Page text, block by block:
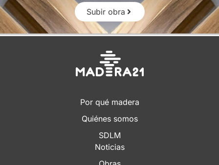
Subir obra
Por qué madera
Quiénes somos
SDLM
Noticias